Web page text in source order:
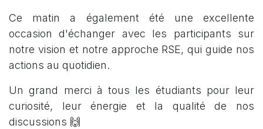
Ce matin a également été une excellente
occasion d'échanger avec les participants sur
notre vision et notre approche RSE, qui guide nos
actions au quotidien.
Un grand merci à tous les étudiants pour leur
curiosité, leur énergie et la qualité de nos
discussions 🙌